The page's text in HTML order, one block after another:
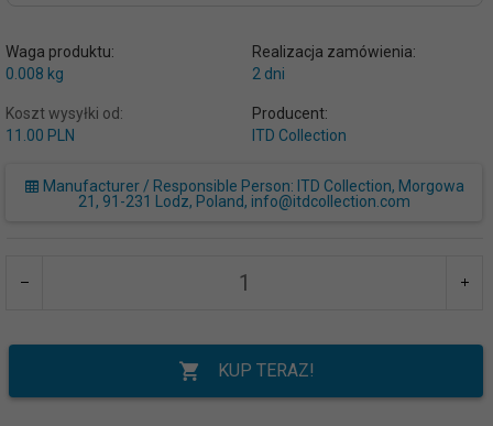
Waga produktu:
0.008 kg
Realizacja zamówienia:
2 dni
Koszt wysyłki od:
11.00 PLN
Producent:
ITD Collection
Manufacturer / Responsible Person: ITD Collection, Morgowa
21, 91-231 Lodz, Poland, info@itdcollection.com
KUP TERAZ!